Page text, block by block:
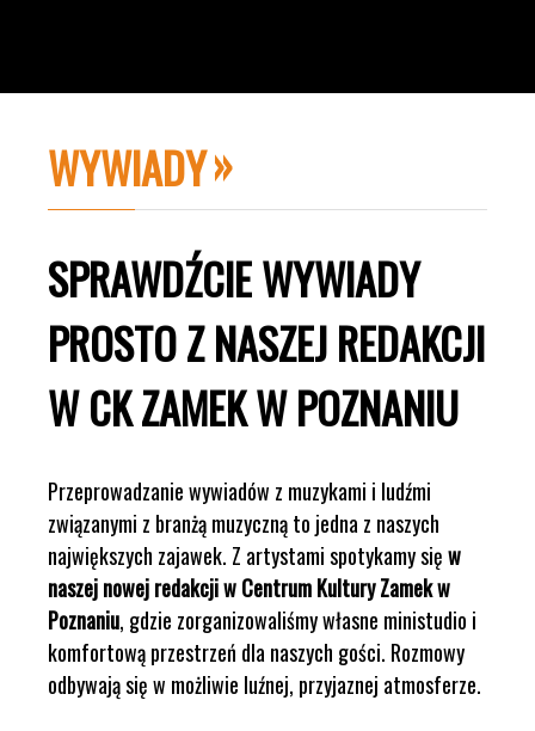
WYWIADY
SPRAWDŹCIE WYWIADY
PROSTO Z NASZEJ REDAKCJI
W CK ZAMEK W POZNANIU
Przeprowadzanie wywiadów z muzykami i ludźmi
związanymi z branżą muzyczną to jedna z naszych
największych zajawek. Z artystami spotykamy sięw
naszej nowej redakcji w Centrum Kultury Zamek w
Poznaniu, gdzie zorganizowaliśmy własne ministudio i
komfortową przestrzeń dla naszych gości. Rozmowy
odbywają się w możliwie luźnej, przyjaznej atmosferze.